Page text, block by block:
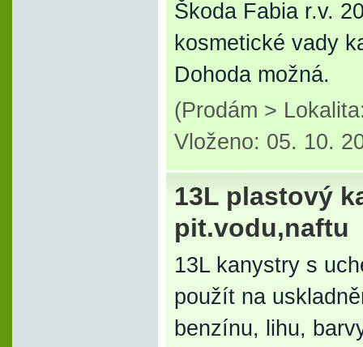
Škoda Fabia r.v.
kosmetické vady
Dohoda možná.
(Prodám >
Vloženo: 05. 10.
13L plastový
pit.vodu,naftu
13L kanystry s
použít na
benzínu, lihu,